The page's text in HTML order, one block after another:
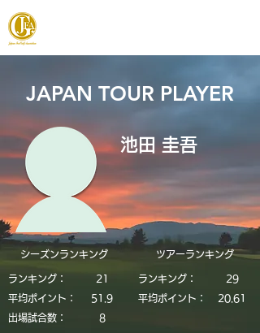
JAPAN TOUR PLAYER
池田 圭吾
シーズンランキング
ランキング：
21
平均ポイント：
51.9
​出場試合数：
8
​ツアーランキング
ランキング：
29
平均ポイント：
20.61